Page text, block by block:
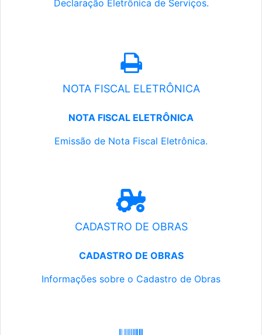
Declaração Eletrônica de Serviços.
NOTA FISCAL ELETRÔNICA
NOTA FISCAL ELETRÔNICA
Emissão de Nota Fiscal Eletrônica.
CADASTRO DE OBRAS
CADASTRO DE OBRAS
Informações sobre o Cadastro de Obras